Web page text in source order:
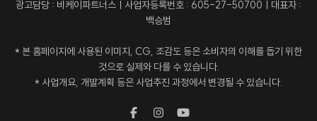
광고담당 : 비케이파트너스ㅣ사업자등록번호 : 605-27-50700ㅣ대표자 :
백승범
* 본 홈페이지에 사용된 이미지, CG, 조감도 등은 소비자의 이해를 돕기 위한
것으로 실제와 다를 수 있습니다.
* 사업개요, 개발계획 등은 사업추진 과정에서 변경될 수 있습니다.